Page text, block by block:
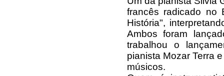
francês radicado no
História",
Ambos foram
trabalhou o
pianista Mozar Terra
músicos.